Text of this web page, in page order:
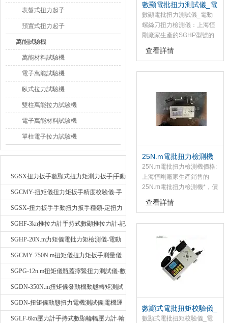
表盤式扭力起子
預置式扭力起子
萬能試驗機
萬能材料試驗機
電子萬能試驗機
臥式拉力試驗機
雙柱萬能拉力試驗機
電子萬能材料試驗機
單柱電子拉力試驗機
SGSX扭力扳手數顯式扭力矩測力扳手|手動
定扭矩檢測扳手
SGCMY-扭矩儀扭力矩扳手精度校驗儀-手
動扳子扭矩校準儀
SGSX-扭力扳手手動扭力扳手種類-定扭力
矩檢測扳手價格
SGHF-3kn推拉力計手持式數顯推拉力計-記
憶數據拉壓力測力計
SGHP-20N.m力矩儀電批力矩檢測儀-電動
螺絲批扭力矩測試儀
SGCMY-750N.m扭矩儀扭力矩扳手測量儀-
校準扳手扭力精度測試儀
SGPG-12n.m扭矩儀瓶蓋擰緊扭力測試儀-數
顯式瓶蓋扭力矩儀
SGDN-350N.m扭矩儀發動機動態轉矩測試
儀-動態電機扭矩測量儀
SGDN-扭矩儀動態扭力電機測試儀|電機運
轉摩擦力扭矩儀
SGLF-6kn壓力計手持式數顯輪輻壓力計-輪
數顯電批扭力測試儀_電
動螺絲刀扭力檢測儀
數顯電批扭力測試儀_電動
螺絲刀扭力檢測儀：上海恒
剛廠家生產的SGHP型號的
電批扭力測試儀，價格低
廉，該電批扭力測試儀是為
查看詳情
25N.m電批扭力檢測機
價格
25N.m電批扭力檢測機價格:
上海恒剛廠家生產銷售的
25N.m電批扭力檢測機*，價
格低廉，該電批扭力檢測機
是為測試和檢測扭矩而設計
查看詳情
數顯式電批扭矩校驗儀_
電動扭力批測量儀
數顯式電批扭矩校驗儀_電